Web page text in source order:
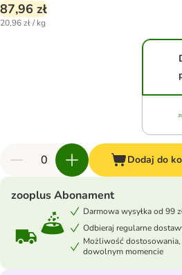
87,96 zł
20,96 zł / kg
Dodaj do
zooplus Abonament
Darmowa wysyłka od 99
Odbieraj regularne
Możliwość
dowolnym momencie